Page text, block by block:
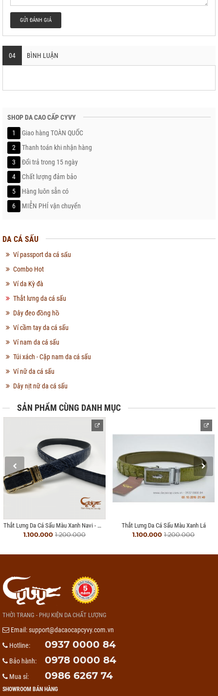
GỬI ĐÁNH GIÁ
04 BÌNH LUẬN
SHOP DA CAO CẤP CYVY
1
Giao hàng TOÀN QUỐC
2
Thanh toán khi nhận hàng
3
Đổi trả trong 15 ngày
4
Chất lượng đảm bảo
5
Hàng luôn sẵn có
6
MIỄN PHÍ vận chuyển
DA CÁ SẤU
Ví passport da cá sấu
Combo Hot
Ví da Kỳ đà
Thắt lưng da cá sấu
Dây đeo đồng hồ
Ví cầm tay da cá sấu
Ví nam da cá sấu
Túi xách - Cặp nam da cá sấu
Ví nữ da cá sấu
Dây nịt nữ da cá sấu
SẢN PHẨM CÙNG DANH MỤC
Thắt Lưng Da Cá Sấu Màu Xanh Navi - Mã: TCGC356
1.100.000 1.200.000
Thắt Lưng Da Cá Sấu Màu Xanh Lá
1.100.000 1.200.000
THỜI TRANG - PHỤ KIỆN DA CHẤT LƯỢNG
Email:support@dacaocapcyvy.com.vn
Hotline:
0937 0000 84
Bảo hành: 0978 0000 84
Mua sỉ: 0986 6267 74
SHOWROOM BÁN HÀNG